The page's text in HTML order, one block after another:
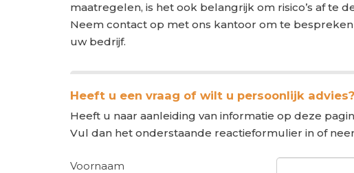
maatregelen, is het ook belangrijk om risico’s af te
Neem contact op met ons kantoor om te
uw bedrijf.
Heeft u een vraag of wilt u persoonlijk advies?
Heeft u naar aanleiding van informatie op deze
Vul dan het onderstaande reactieformulier in of
Voornaam